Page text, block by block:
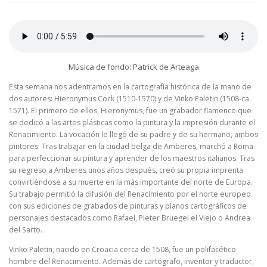
ZONA PRIVADA
Música de fondo: Patrick de Arteaga
Esta semana nos adentramos en la cartografía histórica de la mano de
dos autores: Hieronymus Cock (1510-1570) y de Vinko Paletin (1508-ca.
1571). El primero de ellos, Hieronymus, fue un grabador flamenco que
se dedicó a las artes plásticas como la pintura y la impresión durante el
Renacimiento. La vocación le llegó de su padre y de su hermano, ambos
pintores. Tras trabajar en la ciudad belga de Amberes, marchó a Roma
para perfeccionar su pintura y aprender de los maestros italianos. Tras
su regreso a Amberes unos años después, creó su propia imprenta
convirtiéndose a su muerte en la más importante del norte de Europa.
Su trabajo permitió la difusión del Renacimiento por el norte europeo
con sus ediciones de grabados de pinturas y planos cartográficos de
personajes destacados como Rafael, Pieter Bruegel el Viejo o Andrea
del Sarto.
VInko Paletin, nacido en Croacia cerca de 1508, fue un polifacético
hombre del Renacimiento. Además de cartógrafo, inventor y traductor,